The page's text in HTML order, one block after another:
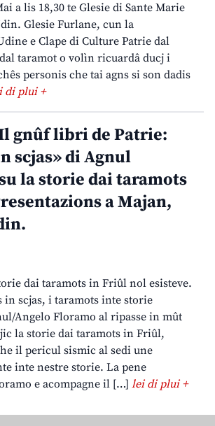
a lis 18,30 te Glesie di Sante Marie
Glesie Furlane, cun la
e Clape di Culture Patrie dal
taramot o volìn ricuardâ ducj i
personis che tai agns si son dadis
di plui +
gnûf libri de Patrie:
scjas» di Agnul
la storie dai taramots
a Majan,
dai taramots in Friûl nol esisteve.
scjas, i taramots inte storie
Angelo Floramo al ripasse in mût
la storie dai taramots in Friûl,
il pericul sismic al sedi une
inte nestre storie. La pene
e acompagne il […] lei di plui +